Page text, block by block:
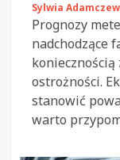
Sylwia
Prognozy
nadchodzące
koniecznością
ostrożności.
stanowić
warto